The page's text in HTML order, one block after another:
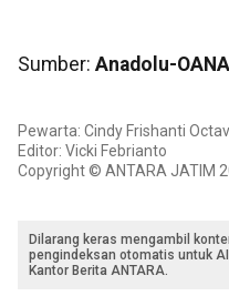
Sumber: Anadolu-OANA
Pewarta: Cindy Frishanti
Editor: Vicki Febrianto
Copyright © ANTARA JATIM
Dilarang keras mengambil
pengindeksan otomatis untuk
Kantor Berita ANTARA.